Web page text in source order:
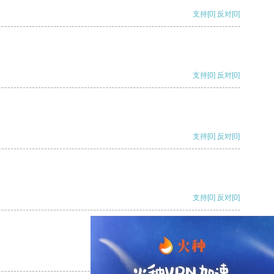
支持[0] 反对[0]
支持[0] 反对[0]
支持[0] 反对[0]
支持[0] 反对[0]